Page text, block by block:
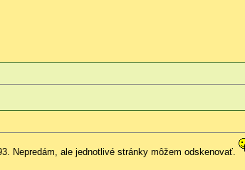
Nepredám, ale jednotlivé stránky môžem odskenovať.